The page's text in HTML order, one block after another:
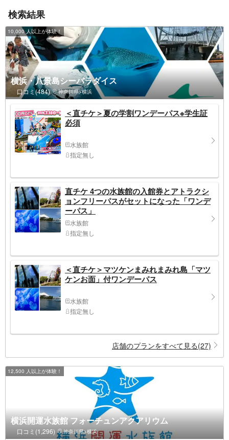
検索結果
10,000 人以上が体験！
横浜・八景島シーパラダイス
口コミ(484) 神奈川県>横浜
＜直チケ＞夏の学割ワンデーパス※学生証
必須
水族館
指定無し
直チケ 4つの水族館の入館券とアトラクシ
ョンフリーパスがセットになった「ワンデ
ーパス」
水族館
指定無し
＜直チケ＞マツケンまみれまみれ島「マツ
ケンお面」付ワンデーパス
水族館
指定無し
店舗のプランをすべて見る(27)
12,500 人以上が体験！
横浜開運水族館 フォーチュンアクアリウム
口コミ(1,296) 神奈川県>横浜